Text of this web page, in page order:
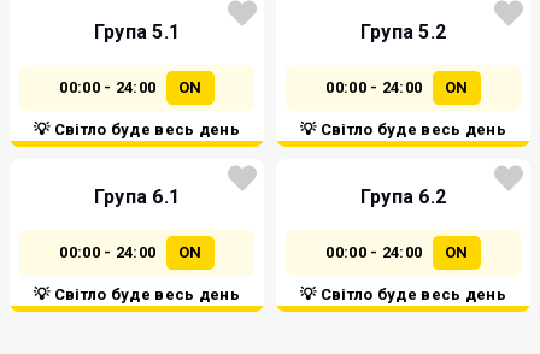
Група 5.1
00:00 - 24:00 ON
💡 Світло буде весь день
Група 5.2
00:00 - 24:00 ON
💡 Світло буде весь день
Група 6.1
00:00 - 24:00 ON
💡 Світло буде весь день
Група 6.2
00:00 - 24:00 ON
💡 Світло буде весь день